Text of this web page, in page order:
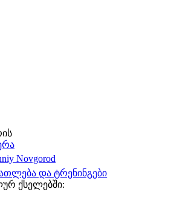
Novgorod
და ტრენინგები
ქსელებში: